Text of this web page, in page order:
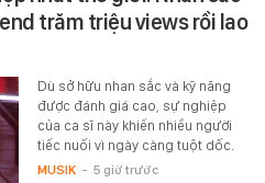
trăm triệu views rồi lao
Dù sở hữu nhan sắc và kỹ năng
được đánh giá cao, sự nghiệp
của ca sĩ này khiến nhiều người
tiếc nuối vì ngày càng tuột dốc.
MUSIK - 5 giờ trước